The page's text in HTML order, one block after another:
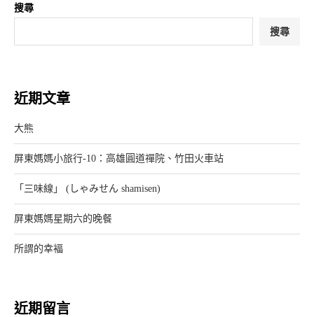
搜尋
搜尋
近期文章
大熊
屏東媽媽小旅行-10：高雄圓道禪院、竹田火車站
「三味線」 (しゃみせん shamisen)
屏東媽媽星期六的晚餐
所謂的幸褔
近期留言